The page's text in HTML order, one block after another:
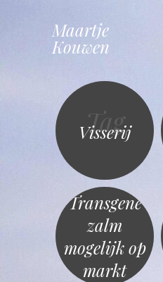
Maartje
Kouwen
Spring
naar
Tag
Visserij
Transgene
zalm
mogelijk op
markt